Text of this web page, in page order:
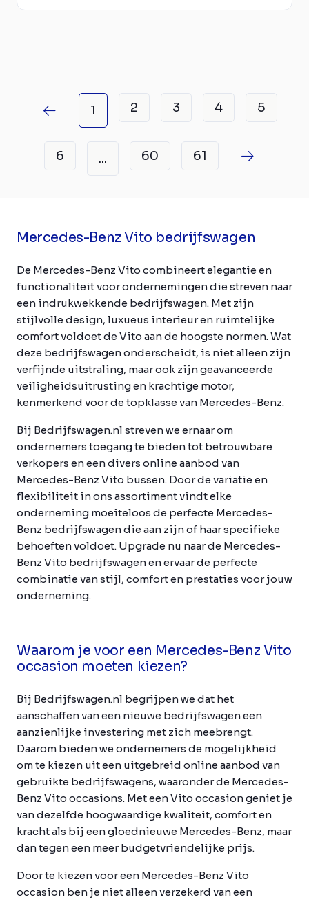
1 2 3 4 5
6 ... 60 61
Mercedes-Benz Vito bedrijfswagen
De Mercedes-Benz Vito combineert elegantie en
functionaliteit voor ondernemingen die streven naar
een indrukwekkende bedrijfswagen. Met zijn
stijlvolle design, luxueus interieur en ruimtelijke
comfort voldoet de Vito aan de hoogste normen. Wat
deze bedrijfswagen onderscheidt, is niet alleen zijn
verfijnde uitstraling, maar ook zijn geavanceerde
veiligheidsuitrusting en krachtige motor,
kenmerkend voor de topklasse van Mercedes-Benz.
Bij Bedrijfswagen.nl streven we ernaar om
ondernemers toegang te bieden tot betrouwbare
verkopers en een divers online aanbod van
Mercedes-Benz Vito bussen. Door de variatie en
flexibiliteit in ons assortiment vindt elke
onderneming moeiteloos de perfecte Mercedes-
Benz bedrijfswagen die aan zijn of haar specifieke
behoeften voldoet. Upgrade nu naar de Mercedes-
Benz Vito bedrijfswagen en ervaar de perfecte
combinatie van stijl, comfort en prestaties voor jouw
onderneming.
Waarom je voor een Mercedes-Benz Vito
occasion moeten kiezen?
Bij Bedrijfswagen.nl begrijpen we dat het
aanschaffen van een nieuwe bedrijfswagen een
aanzienlijke investering met zich meebrengt.
Daarom bieden we ondernemers de mogelijkheid
om te kiezen uit een uitgebreid online aanbod van
gebruikte bedrijfswagens, waaronder de Mercedes-
Benz Vito occasions. Met een Vito occasion geniet je
van dezelfde hoogwaardige kwaliteit, comfort en
kracht als bij een gloednieuwe Mercedes-Benz, maar
dan tegen een meer budgetvriendelijke prijs.
Door te kiezen voor een Mercedes-Benz Vito
occasion ben je niet alleen verzekerd van een